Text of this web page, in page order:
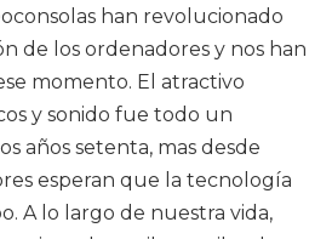
han revolucionado
de los ordenadores y nos han
momento. El atractivo
y sonido fue todo un
años setenta, mas desde
esperan que la tecnología
A lo largo de nuestra vida,